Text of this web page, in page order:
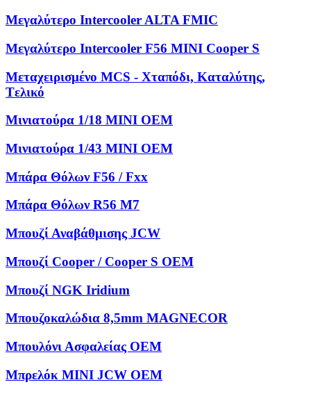
Μεγαλύτερο Intercooler ALTA FMIC
Μεγαλύτερο Intercooler F56 MINI Cooper S
Μεταχειρισμένο MCS - Χταπόδι, Kαταλύτης,
Tελικό
Μινιατούρα 1/18 MINI OEM
Μινιατούρα 1/43 MINI OEM
Μπάρα Θόλων F56 / Fxx
Μπάρα Θόλων R56 M7
Μπουζί Αναβάθμισης JCW
Μπουζί Cooper / Cooper S OEM
Μπουζί NGK Iridium
Μπουζοκαλώδια 8,5mm MAGNECOR
Μπουλόνι Ασφαλείας OEM
Μπρελόκ MINI JCW OEM